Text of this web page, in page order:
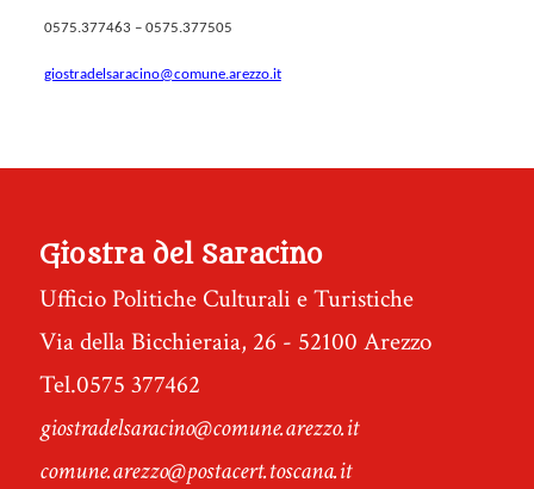
0575.377463 – 0575.377505
giostradelsaracino@comune.arezzo.it
Giostra del Saracino
Ufficio Politiche Culturali e Turistiche
Via della Bicchieraia, 26 - 52100 Arezzo
Tel.0575 377462
giostradelsaracino@comune.arezzo.it
comune.arezzo@postacert.toscana.it